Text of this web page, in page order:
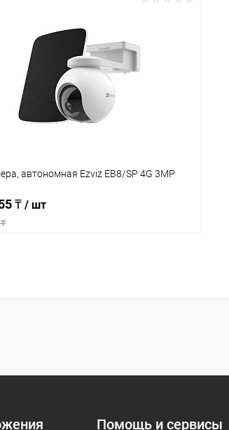
в 1 клик Сравнение
Недоступно
автономная Ezviz EB8/SP 4G 3MP
₸ / шт
в 1 клик Сравнение
Помощь и сервисы